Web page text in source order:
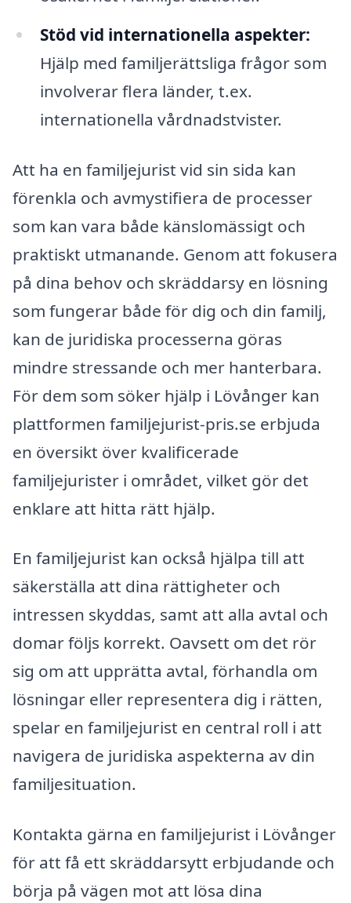
Stöd vid internationella aspekter:
Hjälp med familjerättsliga frågor som
involverar flera länder, t.ex.
internationella vårdnadstvister.
Att ha en familjejurist vid sin sida kan
förenkla och avmystifiera de processer
som kan vara både känslomässigt och
praktiskt utmanande. Genom att fokusera
på dina behov och skräddarsy en lösning
som fungerar både för dig och din familj,
kan de juridiska processerna göras
mindre stressande och mer hanterbara.
För dem som söker hjälp i Lövånger kan
plattformen familjejurist-pris.se erbjuda
en översikt över kvalificerade
familjejurister i området, vilket gör det
enklare att hitta rätt hjälp.
En familjejurist kan också hjälpa till att
säkerställa att dina rättigheter och
intressen skyddas, samt att alla avtal och
domar följs korrekt. Oavsett om det rör
sig om att upprätta avtal, förhandla om
lösningar eller representera dig i rätten,
spelar en familjejurist en central roll i att
navigera de juridiska aspekterna av din
familjesituation.
Kontakta gärna en familjejurist i Lövånger
för att få ett skräddarsytt erbjudande och
börja på vägen mot att lösa dina